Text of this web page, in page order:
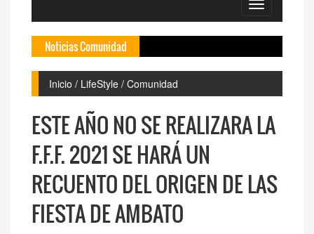
Toggle
navigation
Noticias Comunidad
Inicio / LifeStyle / Comunidad
ESTE AÑO NO SE REALIZARA LA
F.F.F. 2021 SE HARÁ UN
RECUENTO DEL ORIGEN DE LAS
FIESTA DE AMBATO